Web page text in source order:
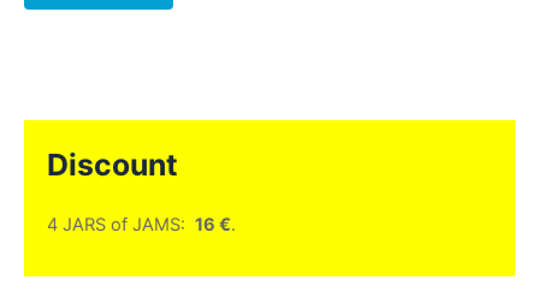
Discount
4 JARS of JAMS: 16 €.